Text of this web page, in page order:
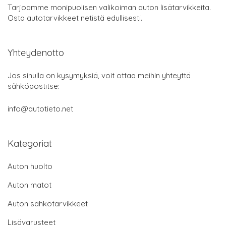
Tarjoamme monipuolisen valikoiman auton lisätarvikkeita.
Osta autotarvikkeet netistä edullisesti.
Yhteydenotto
Jos sinulla on kysymyksiä, voit ottaa meihin yhteyttä
sähköpostitse:
info@autotieto.net
Kategoriat
Auton huolto
Auton matot
Auton sähkötarvikkeet
Lisävarusteet